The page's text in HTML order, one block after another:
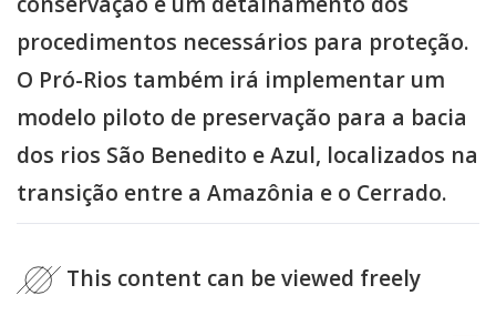
procedimentos necessários para proteção.
O Pró-Rios também irá implementar um
modelo piloto de preservação para a bacia
dos rios São Benedito e Azul, localizados na
transição entre a Amazônia e o Cerrado.
This content can be viewed freely